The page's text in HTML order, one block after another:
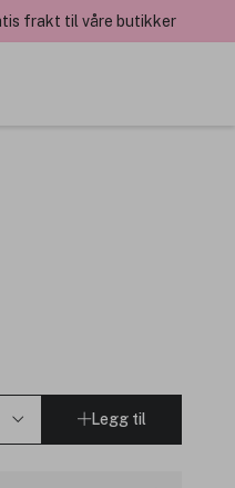
frakt til våre butikker
Legg til